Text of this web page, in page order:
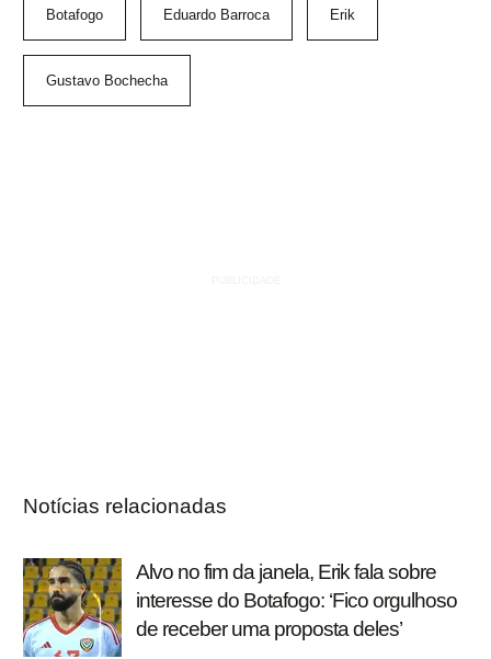
Botafogo Eduardo Barroca Erik
Gustavo Bochecha
Notícias relacionadas
Alvo no fim da janela, Erik fala sobre
interesse do Botafogo: ‘Fico orgulhoso
de receber uma proposta deles’